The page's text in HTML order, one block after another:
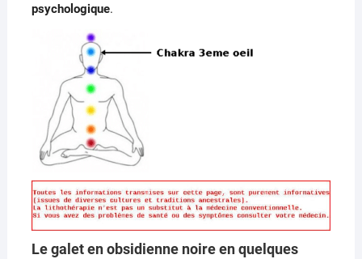
psychologique.
Le galet en obsidienne noire en quelques